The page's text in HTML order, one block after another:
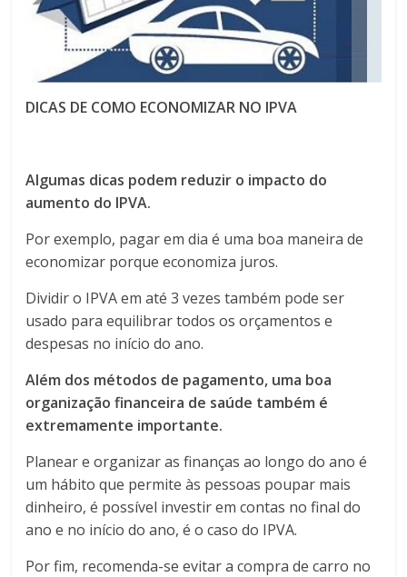
DICAS DE COMO ECONOMIZAR NO IPVA
Algumas dicas podem reduzir o impacto do
aumento do IPVA.
Por exemplo, pagar em dia é uma boa maneira de
economizar porque economiza juros.
Dividir o IPVA em até 3 vezes também pode ser
usado para equilibrar todos os orçamentos e
despesas no início do ano.
Além dos métodos de pagamento, uma boa
organização financeira de saúde também é
extremamente importante.
Planear e organizar as finanças ao longo do ano é
um hábito que permite às pessoas poupar mais
dinheiro, é possível investir em contas no final do
ano e no início do ano, é o caso do IPVA.
Por fim, recomenda-se evitar a compra de carro no